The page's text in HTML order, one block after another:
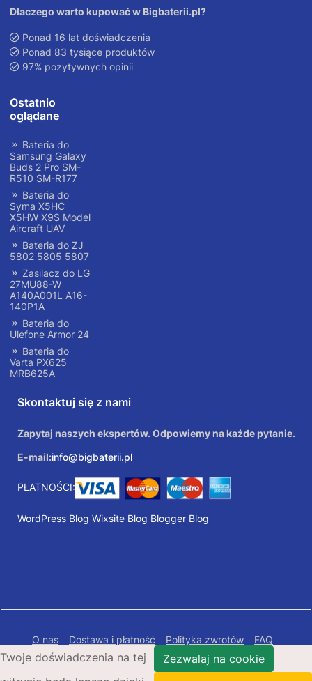
Dlaczego warto kupować w Bigbaterii.pl?
Ponad 16 lat doświadczenia
Ponad 83 tysiące produktów
97% pozytywnych opinii
Ostatnio
oglądane
Bateria do
Samsung Galaxy
Buds 2 Pro SM-
R510 SM-R177
Bateria do
Syma X5HC
X5HW X9S Model
Aircraft UAV
Bateria do ZJ
5802 5805 5807
Zasilacz do LG
27MU88-W
A140A001L A16-
140P1A
Bateria do
Ulefone Armor 24
Bateria do
Varta PX625
MRB625A
Skontaktuj się z nami
Zapytaj naszych ekspertów. Odpowiemy na każde pytanie.
E-mail:info@bigbaterii.pl
PŁATNOŚCI:
WordPress Blog Wixsite Blog Blogger Blog
O nas Dostawa i płatność Polityka zwrotów
FAQ
Polityka prywatności
Mapa Strony
Twoje doświadczenia na tej
Zezwalaj na cookie